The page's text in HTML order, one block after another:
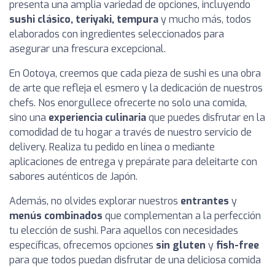
presenta una amplia variedad de opciones, incluyendo
sushi clásico, teriyaki, tempuray mucho más, todos
elaborados con ingredientes seleccionados para
asegurar una frescura excepcional.
En Ootoya, creemos que cada pieza de sushi es una obra
de arte que refleja el esmero y la dedicación de nuestros
chefs. Nos enorgullece ofrecerte no solo una comida,
sino una experiencia culinariaque puedes disfrutar en la
comodidad de tu hogar a través de nuestro servicio de
delivery. Realiza tu pedido en línea o mediante
aplicaciones de entrega y prepárate para deleitarte con
sabores auténticos de Japón.
Además, no olvides explorar nuestros entrantes y
menús combinados que complementan a la perfección
tu elección de sushi. Para aquellos con necesidades
específicas, ofrecemos opciones sin gluten y fish-free
para que todos puedan disfrutar de una deliciosa comida